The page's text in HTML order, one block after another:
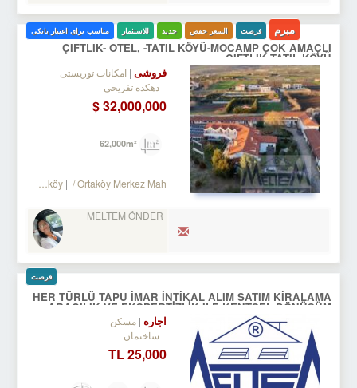
مبرم فرصت السعر خفض جدید للاستثمار مناسب برای اعتبار بانکی
ÇIFTLIK- OTEL, -TATIL KÖYÜ-MOCAMP ÇOK AMAÇLI
ÇIFTLIK TATIL KÖYÜ
فروشی امکانات توریستی
دهکده تفریحی
32,000,000 $
/ Ortaköy / Ortaköy Merkez Mah.
MELTEM ÖNDER
فرصت
HER TÜRLÜ TAPU İMAR İNTİKAL ALIM SATIM KİRALAMA
ARACILIK VE EKSPERTİZLİK ILE KENTSEL DÖNÜŞÜM
DANIŞMANLIK HİZMETLERİ اجاره مسکن
ساختمان
25,000 TL